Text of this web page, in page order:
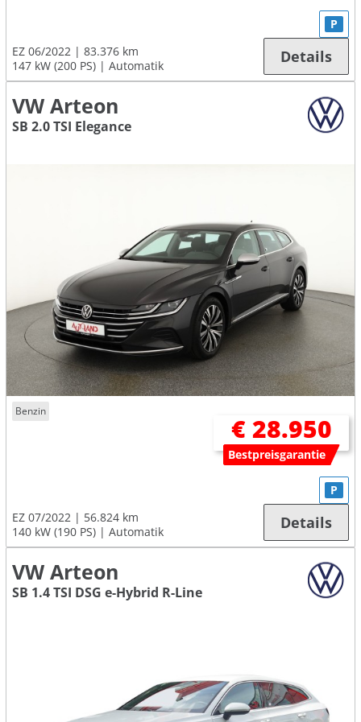
EZ 06/2022
83.376 km
147 kW (200 PS)
Automatik
P
Details
VW Arteon
SB 2.0 TSI Elegance
Benzin
€ 28.950
Bestpreisgarantie
EZ 07/2022
56.824 km
140 kW (190 PS)
Automatik
P
Details
VW Arteon
SB 1.4 TSI DSG e-Hybrid R-Line